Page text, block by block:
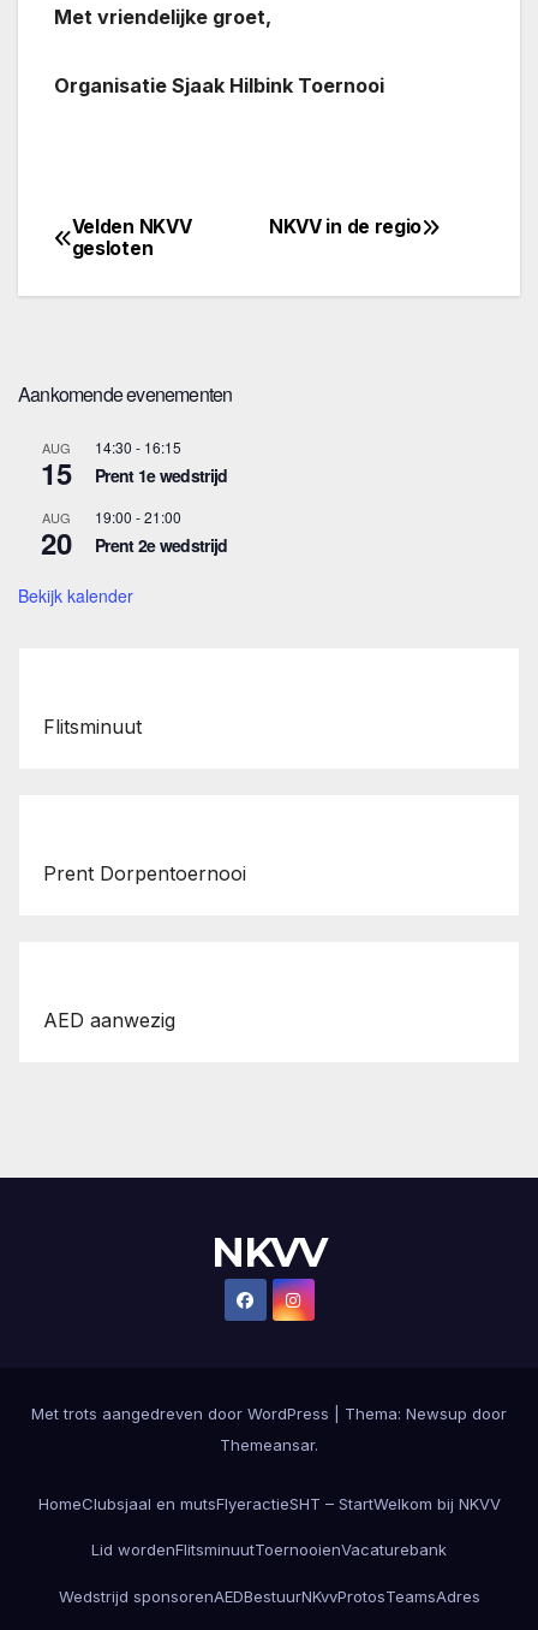
Met vriendelijke groet,
Organisatie Sjaak Hilbink Toernooi
Bericht
navigatie
NKVV in de regio
Velden NKVV
gesloten
Aankomende evenementen
AUG
15
14:30 - 16:15
Prent 1e wedstrijd
AUG
20
19:00 -21:00
Prent 2e wedstrijd
Bekijk kalender
Flitsminuut
Prent Dorpentoernooi
AED aanwezig
NKVV
Met trots aangedreven door WordPress Thema: Newsup door
Themeansar.
HomeClubsjaal en mutsFlyeractieSHT – StartWelkom bij NKVV
Lid wordenFlitsminuutToernooienVacaturebank
Wedstrijd sponsorenAEDBestuurNKvvProtosTeamsAdres